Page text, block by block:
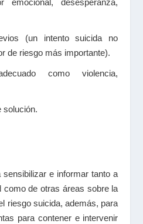
emocional, desesperanza,
(un intento suicida no
de riesgo más importante).
como violencia,
solución.
e informar tanto a
como de otras áreas sobre la
riesgo suicida, además, para
para contener e intervenir